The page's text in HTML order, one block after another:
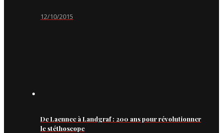
12/10/2015
De Laennec à Landgraf : 200 ans pour révolutionner
le stéthoscope